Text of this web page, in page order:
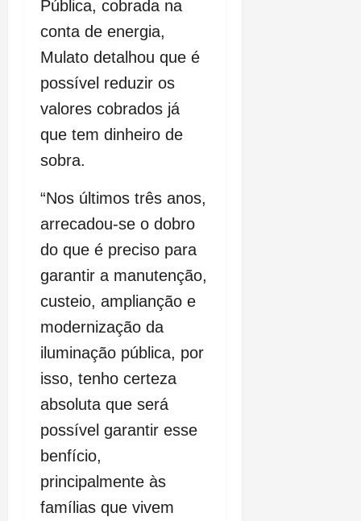
Pública, cobrada na
conta de energia,
Mulato detalhou que é
possível reduzir os
valores cobrados já
que tem dinheiro de
sobra.
“Nos últimos três anos,
arrecadou-se o dobro
do que é preciso para
garantir a manutenção,
custeio, amplianção e
modernização da
iluminação pública, por
isso, tenho certeza
absoluta que será
possível garantir esse
benfício,
principalmente às
famílias que vivem